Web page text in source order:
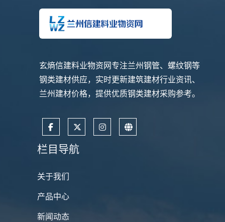
玄熵信建料业物资网专注兰州钢管、螺纹钢等
钢类建材供应，实时更新建筑建材行业资讯、
兰州建材价格，提供优质钢类建材采购参考。
栏目导航
关于我们
产品中心
新闻动态